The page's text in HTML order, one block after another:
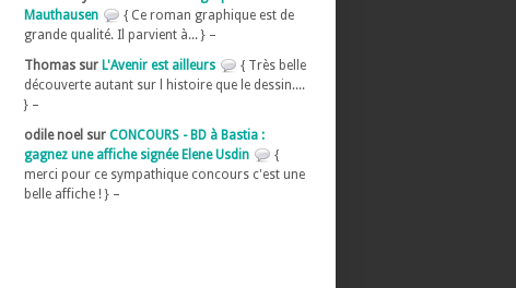
Mauthausen
{ Ce roman graphique est de
grande qualité. Il parvient à... } –
Thomas sur L'Avenir est ailleurs
{ Très belle
découverte autant sur l histoire que le dessin....
} –
odile noel sur CONCOURS - BD à Bastia :
gagnez une affiche signée Elene Usdin
{
merci pour ce sympathique concours c'est une
belle affiche ! } –